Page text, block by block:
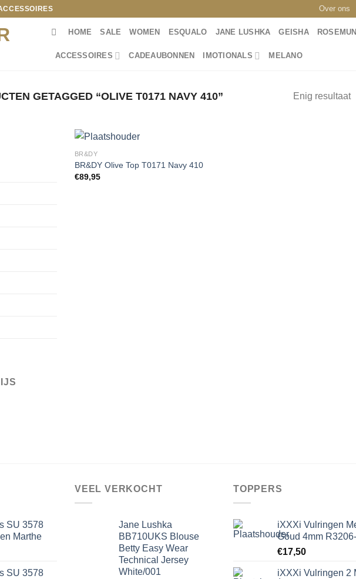
Over ons
HOME SALE WOMEN ESQUALO JANE LUSHKA GEISHA
ACCESSOIRES CADEAUBONNEN IMOTIONALS MELANO
GETAGGED “OLIVE T0171 NAVY 410” Enig resultaat
BR&DY
BR&DY Olive Top T0171 Navy 410
€89,95
SU 3578
Marthe
SU 3578
VEEL VERKOCHT
Jane Lushka
BB710UKS Blouse
Betty Easy Wear
Technical Jersey
White/001
TOPPERS
iXXXi Vulringen
Goud 4mm
€17,50
iXXXi Vulringen 2